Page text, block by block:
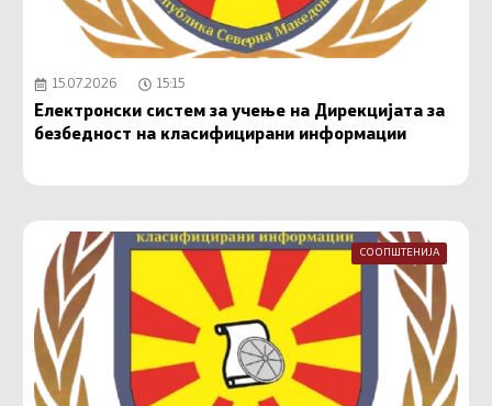
15.07.2026 15:15
Електронски систем за учење на Дирекцијата за
безбедност на класифицирани информации
СООПШТЕНИЈА